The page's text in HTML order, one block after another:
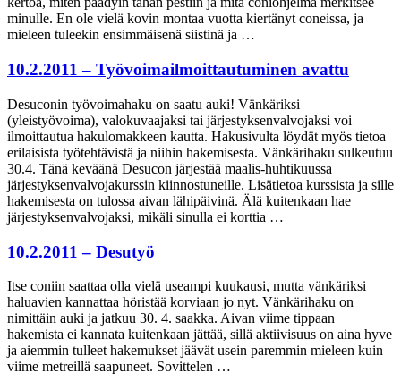
minulle. En ole vielä kovin montaa vuotta kiertänyt coneissa, ja
mieleen tuleekin ensimmäisenä siistinä ja …
10.2.2011 – Työvoimailmoittautuminen avattu
Desuconin työvoimahaku on saatu auki! Vänkäriksi
(yleistyövoima), valokuvaajaksi tai järjestyksenvalvojaksi voi
ilmoittautua hakulomakkeen kautta. Hakusivulta löydät myös tietoa
erilaisista työtehtävistä ja niihin hakemisesta. Vänkärihaku sulkeutuu
30.4. Tänä keväänä Desucon järjestää maalis-huhtikuussa
järjestyksenvalvojakurssin kiinnostuneille. Lisätietoa kurssista ja sille
hakemisesta on tulossa aivan lähipäivinä. Älä kuitenkaan hae
järjestyksenvalvojaksi, mikäli sinulla ei korttia …
10.2.2011 – Desutyö
Itse coniin saattaa olla vielä useampi kuukausi, mutta vänkäriksi
haluavien kannattaa höristää korviaan jo nyt. Vänkärihaku on
nimittäin auki ja jatkuu 30. 4. saakka. Aivan viime tippaan
hakemista ei kannata kuitenkaan jättää, sillä aktiivisuus on aina hyve
ja aiemmin tulleet hakemukset jäävät usein paremmin mieleen kuin
viime metreillä saapuneet. Sovittelen …